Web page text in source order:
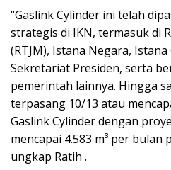
“Gaslink Cylinder ini telah
strategis di IKN, termasuk di
(RTJM), Istana Negara,
Sekretariat Presiden, serta
pemerintah lainnya. Hingga
terpasang 10/13 atau
Gaslink Cylinder dengan
mencapai 4.583 m³ per bulan
ungkap Ratih .